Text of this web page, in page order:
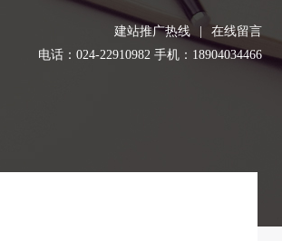
建站推广热线
在线留言
电话：024-22910982 手机：18904034466